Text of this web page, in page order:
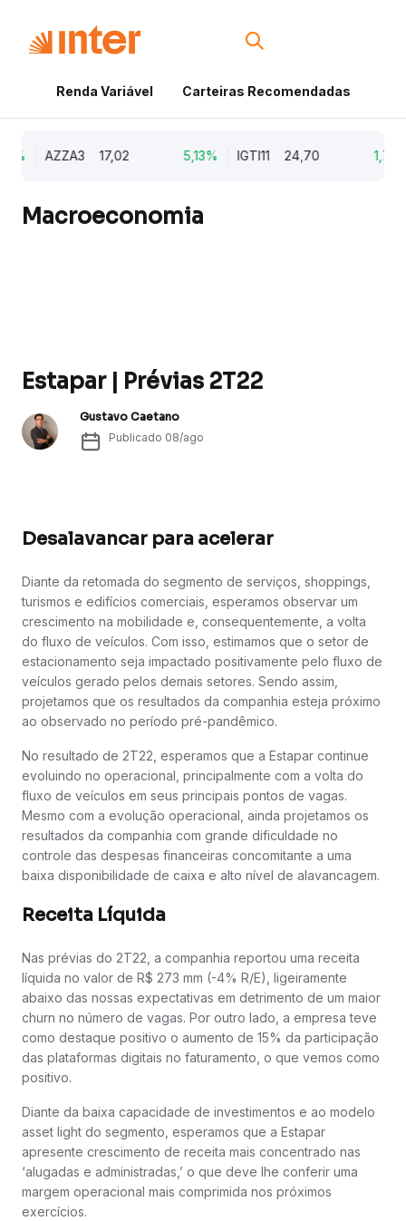
Renda Variável Carteiras Recomendadas
AZZA3 17,02 5,13% IGTI11 24,70 1,77%
Macroeconomia
Estapar | Prévias 2T22
Gustavo Caetano
Publicado 08/ago
Desalavancar para acelerar
Diante da retomada do segmento de serviços, shoppings,
turismos e edifícios comerciais, esperamos observar um
crescimento na mobilidade e, consequentemente, a volta
do fluxo de veículos. Com isso, estimamos que o setor de
estacionamento seja impactado positivamente pelo fluxo de
veículos gerado pelos demais setores. Sendo assim,
projetamos que os resultados da companhia esteja próximo
ao observado no período pré-pandêmico.
No resultado de 2T22, esperamos que a Estapar continue
evoluindo no operacional, principalmente com a volta do
fluxo de veículos em seus principais pontos de vagas.
Mesmo com a evolução operacional, ainda projetamos os
resultados da companhia com grande dificuldade no
controle das despesas financeiras concomitante a uma
baixa disponibilidade de caixa e alto nível de alavancagem.
Receita Líquida
Nas prévias do 2T22, a companhia reportou uma receita
líquida no valor de R$ 273 mm (-4% R/E), ligeiramente
abaixo das nossas expectativas em detrimento de um maior
churn no número de vagas. Por outro lado, a empresa teve
como destaque positivo o aumento de 15% da participação
das plataformas digitais no faturamento, o que vemos como
positivo.
Diante da baixa capacidade de investimentos e ao modelo
asset light do segmento, esperamos que a Estapar
apresente crescimento de receita mais concentrado nas
‘alugadas e administradas,’ o que deve lhe conferir uma
margem operacional mais comprimida nos próximos
exercícios.